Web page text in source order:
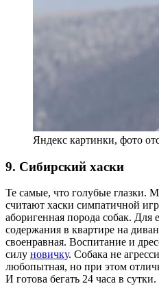
Яндекс картинки, фото
9. Сибирский хаски
Те самые, что голубые глазки.
считают хаски симпатичной
аборигенная порода собак. Для
содержания в квартире на
своенравная. Воспитание и
силу новичку. Собака не
любопытная, но при этом
И готова бегать 24 часа в сутки.